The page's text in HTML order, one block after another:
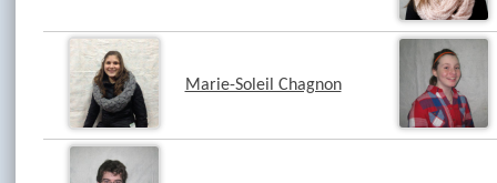
Marie-Soleil Chagnon